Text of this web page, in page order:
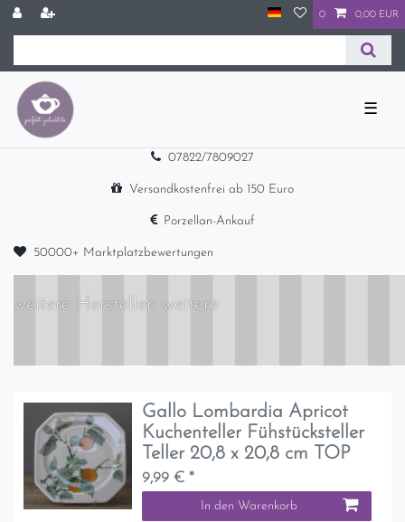
0 0,00 EUR
☰
07822/7809027
Versandkostenfrei ab 150 Euro
Porzellan-Ankauf
50000+ Marktplatzbewertungen
weitere Hersteller: weitere
Gallo Lombardia Apricot
Kuchenteller Fühstücksteller
Teller 20,8 x 20,8 cm TOP
9,99 € *
In den Warenkorb